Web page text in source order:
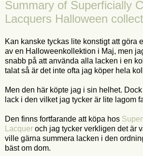
Summary of Superficially
Lacquers Halloween
Kan kanske tyckas lite konstigt att göra
av en Halloweenkollektion i Maj, men
snabb på att använda alla lacken i en
talat så är det inte ofta jag köper hela
Men den här köpte jag i sin helhet.
lack i den vilket jag tycker är lite lagom
Den finns fortfarande att köpa hos
Lacquer och jag tycker verkligen det är
ville gärna summera lacken i den
bäst om dom.